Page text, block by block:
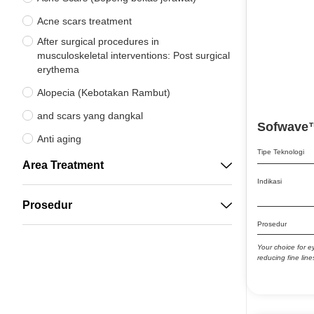
Acne scars treatment
After surgical procedures in
musculoskeletal interventions: Post surgical
erythema
Alopecia (Kebotakan Rambut)
and scars yang dangkal
Anti aging
Aplikasi bedah
Arthritis and arthrosis pain
Bekas Jerawat (PIE & PIH)
Area Treatment
Prosedur
Tipe Teknologi
Indikasi
Prosedur
Your choice for
reducing fine